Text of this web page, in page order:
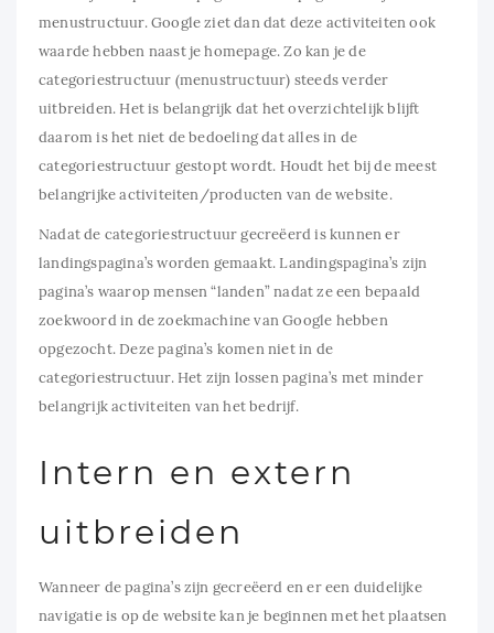
menustructuur. Google ziet dan dat deze activiteiten ook
waarde hebben naast je homepage. Zo kan je de
categoriestructuur (menustructuur) steeds verder
uitbreiden. Het is belangrijk dat het overzichtelijk blijft
daarom is het niet de bedoeling dat alles in de
categoriestructuur gestopt wordt. Houdt het bij de meest
belangrijke activiteiten/producten van de website.
Nadat de categoriestructuur gecreëerd is kunnen er
landingspagina’s worden gemaakt. Landingspagina’s zijn
pagina’s waarop mensen “landen” nadat ze een bepaald
zoekwoord in de zoekmachine van Google hebben
opgezocht. Deze pagina’s komen niet in de
categoriestructuur. Het zijn lossen pagina’s met minder
belangrijk activiteiten van het bedrijf.
Intern en extern
uitbreiden
Wanneer de pagina’s zijn gecreëerd en er een duidelijke
navigatie is op de website kan je beginnen met het plaatsen